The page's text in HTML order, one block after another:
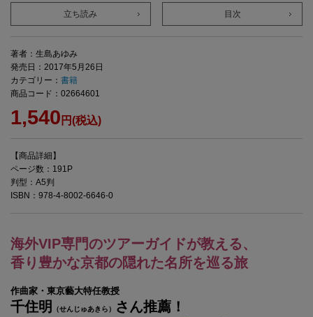
立ち読み 目次
著者：生島あゆみ
発売日：2017年5月26日
カテゴリー： 書籍
商品コード：02664601
1,540 円(税込)
【商品詳細】
ページ数：191P
判型：A5判
ISBN：978-4-8002-6646-0
海外VIP専門のツアーガイドが教える、
香り豊かな京都の隠れた名所を巡る旅
作曲家・東京藝大特任教授
千住明 （せんじゅあきら）
さん推薦！